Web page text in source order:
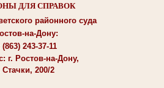
ДЛЯ СПРАВОК
районного суда
на-Дону:
(863) 243-37-11
г. Ростов-на-Дону,
Стачки, 200/2